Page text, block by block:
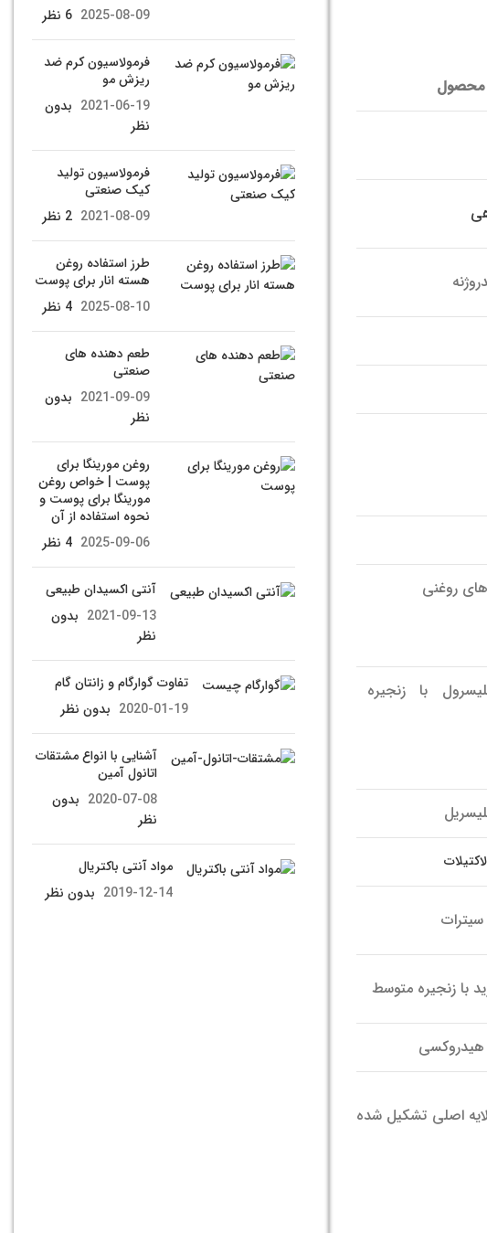
محصول
روغنی
با زنجیره
با زنجیره متوسط
اصلی تشکیل شده
2025-08-09 6 نظر
فرمولاسیون کرم ضد
ریزش مو
2021-06-19 بدون
نظر
فرمولاسیون تولید
کیک صنعتی
2021-08-09 2 نظر
طرز استفاده روغن
هسته انار برای پوست
2025-08-10 4 نظر
طعم دهنده های
صنعتی
2021-09-09 بدون
نظر
روغن مورینگا برای
پوست | خواص روغن
مورینگا برای پوست و
نحوه استفاده از آن
2025-09-06 4 نظر
آنتی اکسیدان طبیعی
2021-09-13 بدون
نظر
تفاوت گوارگام و زانتان گام
2020-01-19 بدون نظر
آشنایی با انواع مشتقات
اتانول آمین
2020-07-08 بدون
نظر
مواد آنتی باکتریال
2019-12-14 بدون نظر